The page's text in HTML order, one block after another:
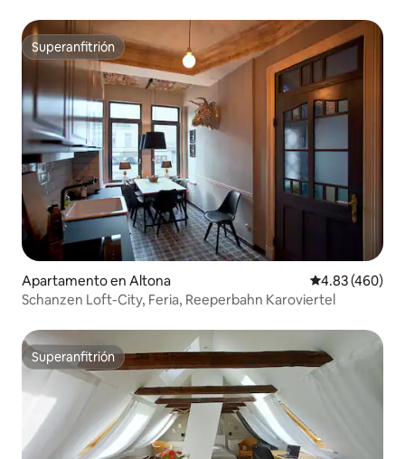
Superanfitrión
Superanfitrión
Apartamento en Altona Calificación
4.83 (460)
Schanzen Loft-City, Feria, Reeperbahn Karoviertel
Superanfitrión
Superanfitrión